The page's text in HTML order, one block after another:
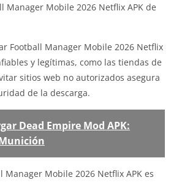
Manager Mobile 2026 Netflix APK de
Football Manager Mobile 2026 Netflix
y legítimas, como las tiendas de
sitios web no autorizados asegura
de la descarga.
Dead Empire Mod APK:
Manager Mobile 2026 Netflix APK es